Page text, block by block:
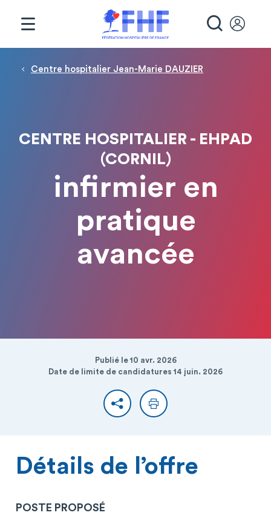
Fil d'Ariane
Centre hospitalier Jean-Marie DAUZIER
CENTRE HOSPITALIER - EHPAD
(CORNIL)
infirmier en
pratique
avancée
Publié le 10 avr. 2026
Date de limite de candidatures 14 juin. 2026
PartagerImprimer
Détails de l’offre
POSTE PROPOSÉ
Panneau de gestion des cookies